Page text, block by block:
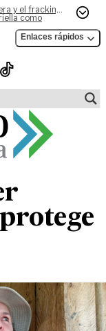
y el fracking,
como
Enlaces rápidos